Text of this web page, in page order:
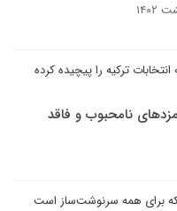
انتخابات ترکیه را پیچیده کرده
نامحبوب و فاقد
که برای همه سرنوشت‌ساز است